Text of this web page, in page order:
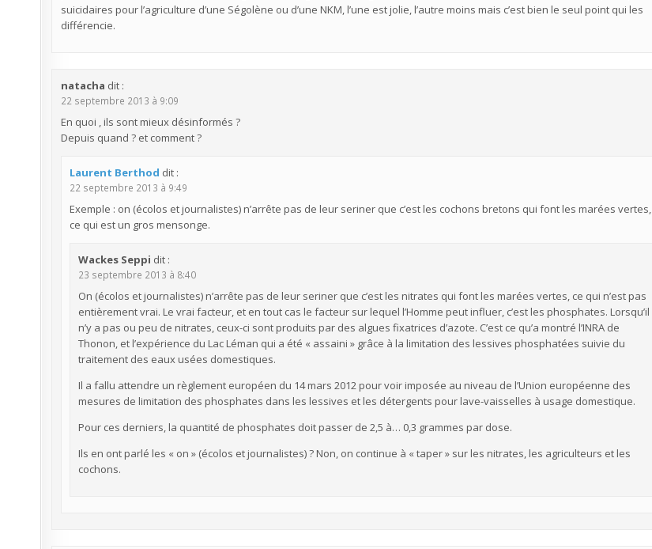
suicidaires pour l’agriculture d’une Ségolène ou d’une NKM, l’une est jolie, l’autre moins mais c’est bien le seul point qui les
différencie.
natacha dit :
22 septembre 2013 à 9:09
En quoi , ils sont mieux désinformés ?
Depuis quand ? et comment ?
Laurent Berthod dit :
22 septembre 2013 à 9:49
Exemple : on (écolos et journalistes) n’arrête pas de leur seriner que c’est les cochons bretons qui font les marées vertes,
ce qui est un gros mensonge.
Wackes Seppi dit :
23 septembre 2013 à 8:40
On (écolos et journalistes) n’arrête pas de leur seriner que c’est les nitrates qui font les marées vertes, ce qui n’est pas
entièrement vrai. Le vrai facteur, et en tout cas le facteur sur lequel l’Homme peut influer, c’est les phosphates. Lorsqu’il
n’y a pas ou peu de nitrates, ceux-ci sont produits par des algues fixatrices d’azote. C’est ce qu’a montré l’INRA de
Thonon, et l’expérience du Lac Léman qui a été « assaini » grâce à la limitation des lessives phosphatées suivie du
traitement des eaux usées domestiques.
Il a fallu attendre un règlement européen du 14 mars 2012 pour voir imposée au niveau de l’Union européenne des
mesures de limitation des phosphates dans les lessives et les détergents pour lave-vaisselles à usage domestique.
Pour ces derniers, la quantité de phosphates doit passer de 2,5 à… 0,3 grammes par dose.
Ils en ont parlé les « on » (écolos et journalistes) ? Non, on continue à « taper » sur les nitrates, les agriculteurs et les
cochons.